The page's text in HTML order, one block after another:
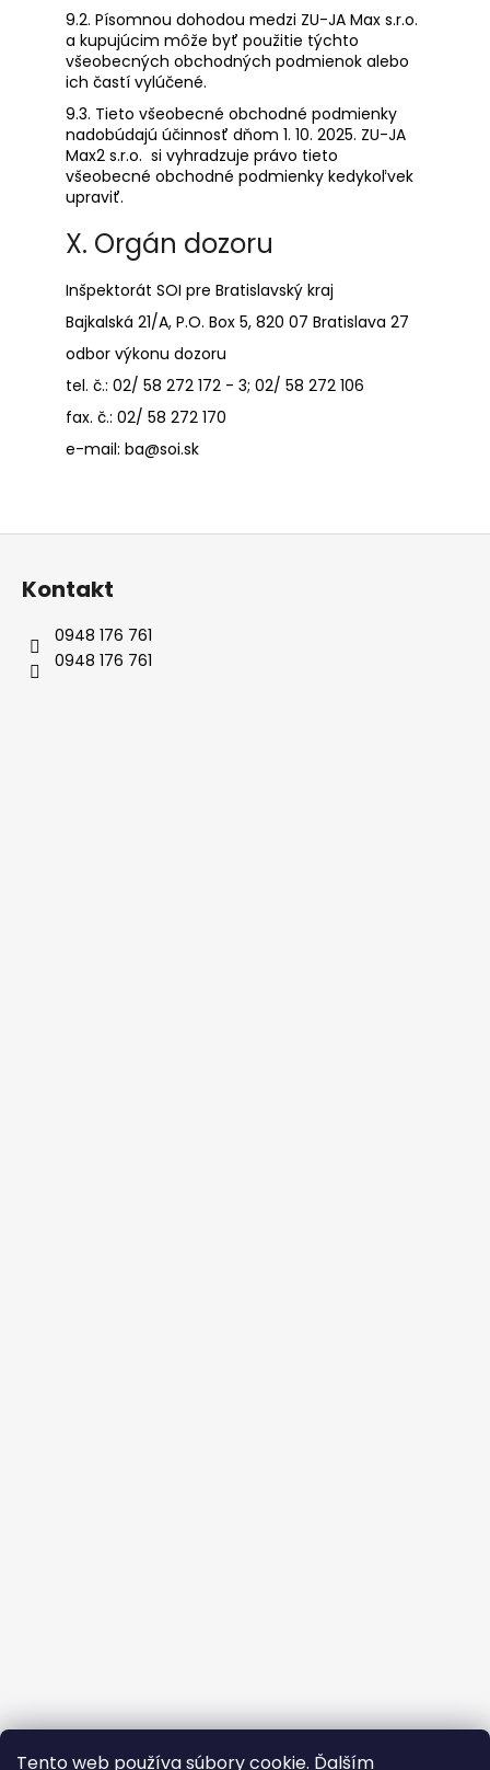
Tento web používa súbory cookie. Ďalším
9.2. Písomnou dohodou medzi ZU-JA Max s.r.o.
a kupujúcim môže byť použitie týchto
všeobecných obchodných podmienok alebo
ich častí vylúčené.
9.3. Tieto všeobecné obchodné podmienky
nadobúdajú účinnosť dňom 1. 10. 2025. ZU-JA
Max2 s.r.o. si vyhradzuje právo tieto
všeobecné obchodné podmienky kedykoľvek
upraviť.
X. Orgán dozoru
Inšpektorát SOI pre Bratislavský kraj
Bajkalská 21/A, P.O. Box 5, 820 07 Bratislava 27
odbor výkonu dozoru
tel. č.: 02/ 58 272 172 - 3; 02/ 58 272 106
fax. č.: 02/ 58 272 170
e-mail: ba@soi.sk
Z
Kontakt
0948 176 761
0948 176 761